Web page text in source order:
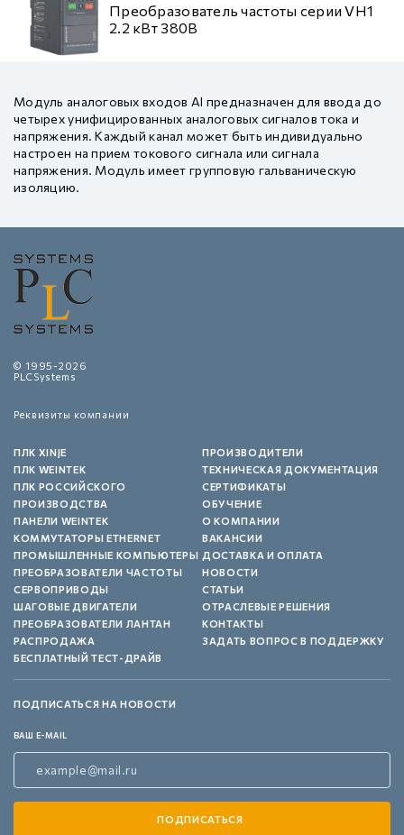
Преобразователь частоты серии VH1
2.2 кВт 380В
Модуль аналоговых входов AI предназначен для ввода до
четырех унифицированных аналоговых сигналов тока и
напряжения. Каждый канал может быть индивидуально
настроен на прием токового сигнала или сигнала
напряжения. Модуль имеет групповую гальваническую
изоляцию.
© 1995-2026
PLCSystems
Реквизиты компании
ПЛК XINJE
ПЛК WEINTEK
ПЛК РОССИЙСКОГО
ПРОИЗВОДСТВА
ПАНЕЛИ WEINTEK
КОММУТАТОРЫ ETHERNET
ПРОМЫШЛЕННЫЕ КОМПЬЮТЕРЫ
ПРЕОБРАЗОВАТЕЛИ ЧАСТОТЫ
СЕРВОПРИВОДЫ
ШАГОВЫЕ ДВИГАТЕЛИ
ПРЕОБРАЗОВАТЕЛИ ЛАНТАН
РАСПРОДАЖА
БЕСПЛАТНЫЙ ТЕСТ-ДРАЙВ
ПРОИЗВОДИТЕЛИ
ТЕХНИЧЕСКАЯ ДОКУМЕНТАЦИЯ
СЕРТИФИКАТЫ
ОБУЧЕНИЕ
О КОМПАНИИ
ВАКАНСИИ
ДОСТАВКА И ОПЛАТА
НОВОСТИ
СТАТЬИ
ОТРАСЛЕВЫЕ РЕШЕНИЯ
КОНТАКТЫ
ЗАДАТЬ ВОПРОС В ПОДДЕРЖКУ
ПОДПИСАТЬСЯ НА НОВОСТИ
ВАШ E-MAIL